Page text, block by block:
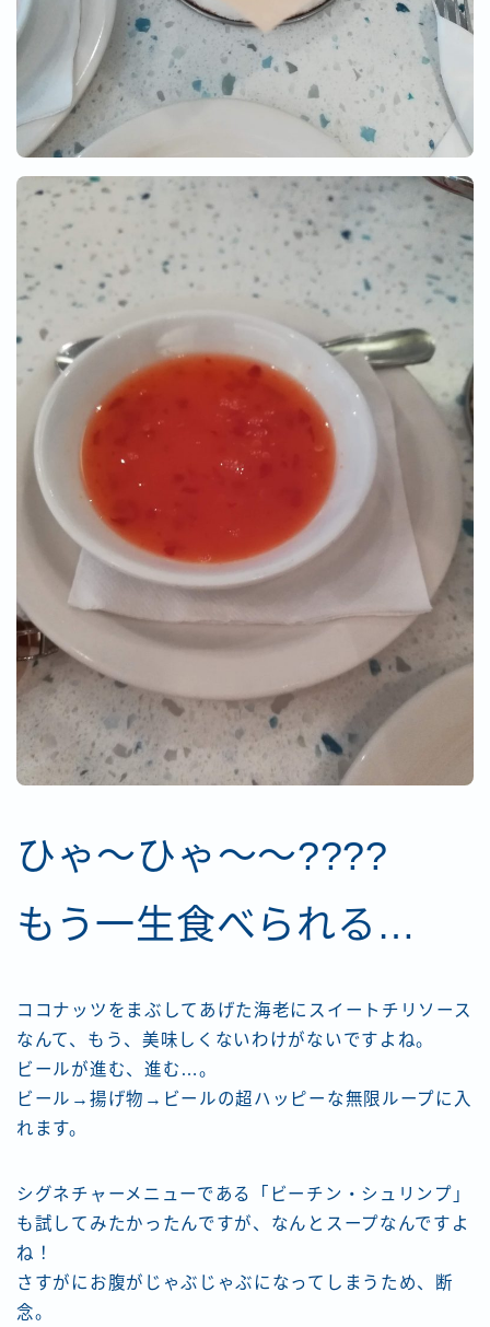
ひゃ～ひゃ～～????
もう一生食べられる…
ココナッツをまぶしてあげた海老にスイートチリソース
なんて、もう、美味しくないわけがないですよね。
ビールが進む、進む…。
ビール→揚げ物→ビールの超ハッピーな無限ループに入
れます。
シグネチャーメニューである「ビーチン・シュリンプ」
も試してみたかったんですが、なんとスープなんですよ
ね！
さすがにお腹がじゃぶじゃぶになってしまうため、断
念。